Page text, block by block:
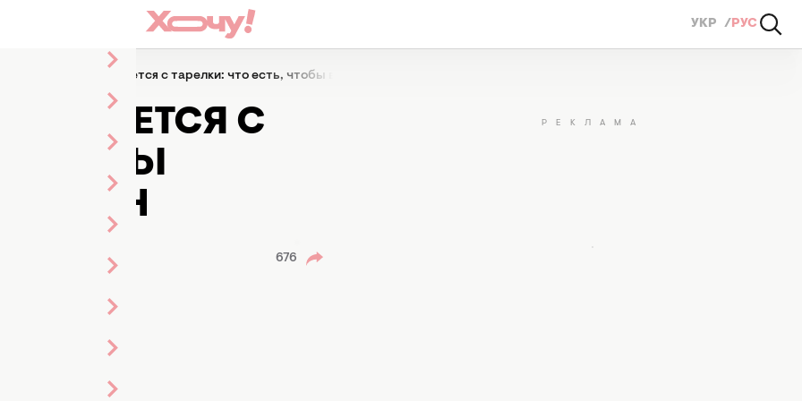
УКР РУС
Красота волос начинается с тарелки: что есть, чтобы выглядеть на миллион
С
ЧТОБЫ
676